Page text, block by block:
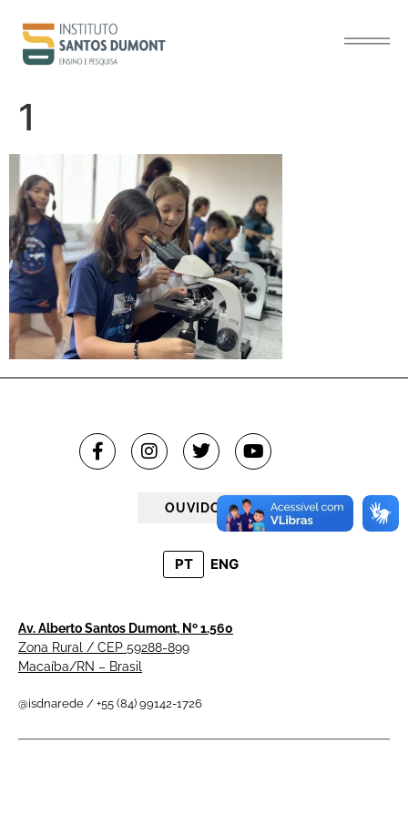
conteúdo
1
OUVIDORIA
PT ENG
Av. Alberto Santos Dumont, Nº 1.560
Zona Rural / CEP 59288-899
Macaíba/RN – Brasil
@isdnarede / +55 (84) 99142-1726